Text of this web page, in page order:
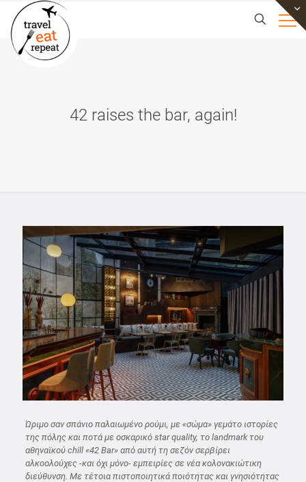
42 raises the bar, again!
Ώριμο σαν σπάνιο παλαιωμένο ρούμι, με «σώμα» γεμάτο ιστορίες
της πόλης και ποτά με οσκαρικό star quality, το landmark του
αθηναϊκού chill «42 Bar» από αυτή τη σεζόν σερβίρει
αλκοολούχες -και όχι μόνο- εμπειρίες σε νέα κολονακιώτικη
διεύθυνση. Με τέτοια πιστοποιητικά ποιότητας και γνησιότητας